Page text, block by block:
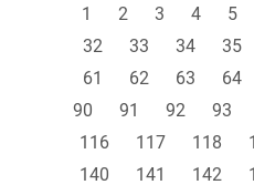
1 2 3 4 5
32
33 34 35
61
62 63 64
90
91 92 93
116
117 118
140
141 142